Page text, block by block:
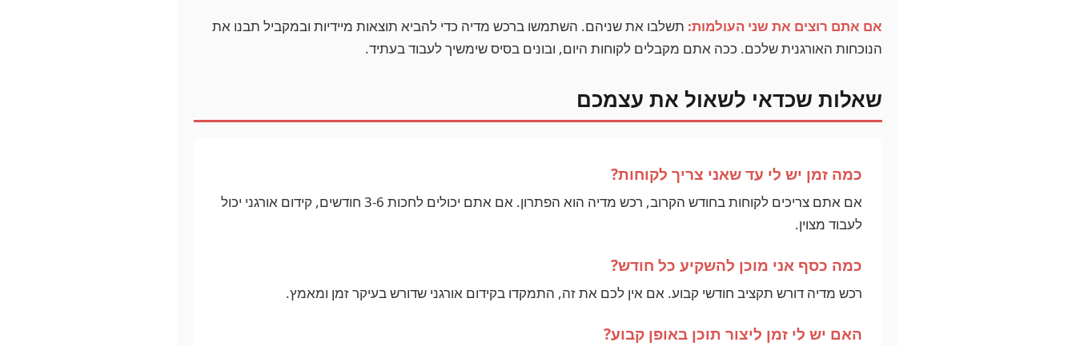
אם אתם רוצים את שני העולמות: תשלבו את שניהם. השתמשו ברכש מדיה כדי להביא תוצאות מיידיות ובמקביל תבנו את
הנוכחות האורגנית שלכם. ככה אתם מקבלים לקוחות היום, ובונים בסיס שימשיך לעבוד בעתיד.
שאלות שכדאי לשאול את עצמכם
כמה זמן יש לי עד שאני צריך לקוחות?
אם אתם צריכים לקוחות בחודש הקרוב, רכש מדיה הוא הפתרון. אם אתם יכולים לחכות 3-6 חודשים, קידום אורגני יכול
לעבוד מצוין.
כמה כסף אני מוכן להשקיע כל חודש?
רכש מדיה דורש תקציב חודשי קבוע. אם אין לכם את זה, התמקדו בקידום אורגני שדורש בעיקר זמן ומאמץ.
האם יש לי זמן ליצור תוכן באופן קבוע?